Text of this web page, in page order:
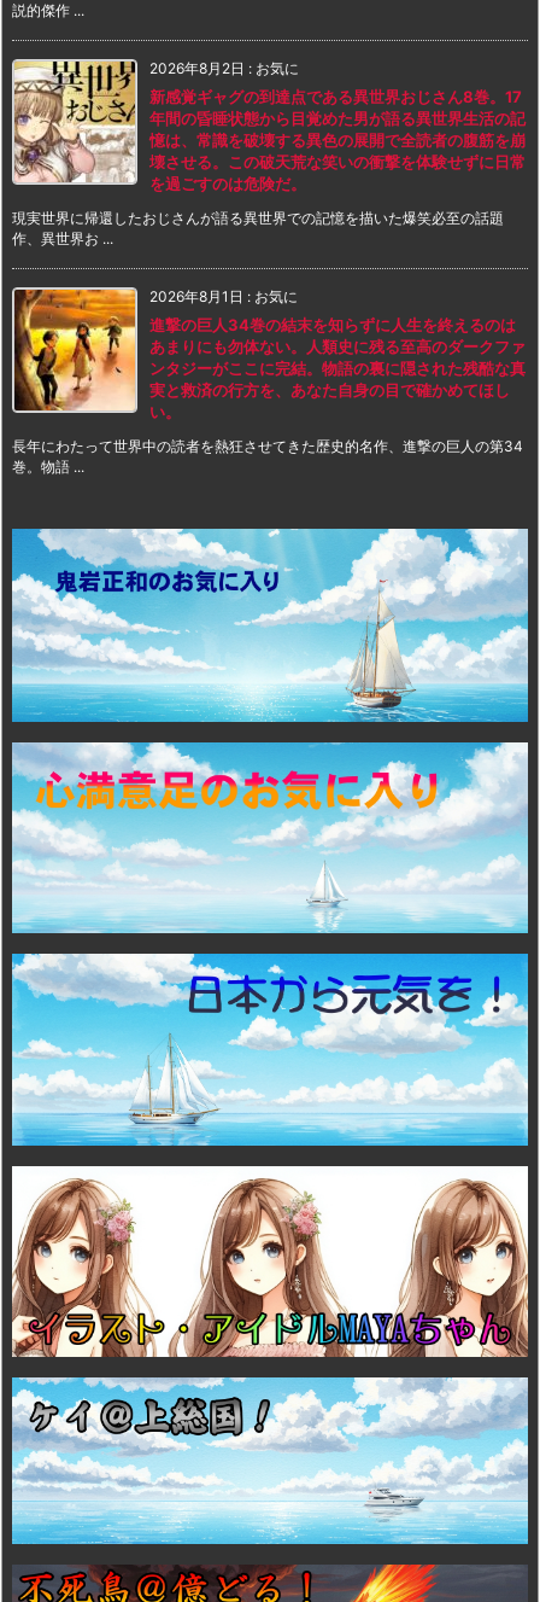
説的傑作 ...
2026年8月2日 : お気に
新感覚ギャグの到達点である異世界おじさん8巻。17
年間の昏睡状態から目覚めた男が語る異世界生活の記
憶は、常識を破壊する異色の展開で全読者の腹筋を崩
壊させる。この破天荒な笑いの衝撃を体験せずに日常
を過ごすのは危険だ。
現実世界に帰還したおじさんが語る異世界での記憶を描いた爆笑必至の話題
作、異世界お ...
2026年8月1日 : お気に
進撃の巨人34巻の結末を知らずに人生を終えるのは
あまりにも勿体ない。人類史に残る至高のダークファ
ンタジーがここに完結。物語の裏に隠された残酷な真
実と救済の行方を、あなた自身の目で確かめてほし
い。
長年にわたって世界中の読者を熱狂させてきた歴史的名作、進撃の巨人の第34
巻。物語 ...